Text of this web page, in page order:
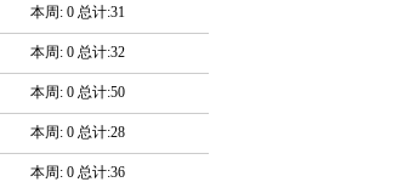
本周: 0 总计:31
本周: 0 总计:32
本周: 0 总计:50
本周: 0 总计:28
本周: 0 总计:36